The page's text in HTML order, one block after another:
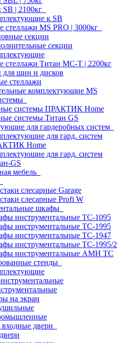
| 2100кг
к SB
стеллажи MS PRO | 3000кг
секции
секции
стеллажи Титан МС-Т | 2200кг
для шин и дисков
стеллажи
комплектующие MS
системы ПРАКТИК Home
системы Титан GS
для гардеробных систем
для гард. систем
Home
для гард. систем
GS
мебель
слесарные Garage
слесарные Profi W
шкафы
инструментальные TC-1095
инструментальные TC-1995
инструментальные TC-1947
инструментальные TC-1995/2
инструментальные AMH TC
стенды
на экран
двери